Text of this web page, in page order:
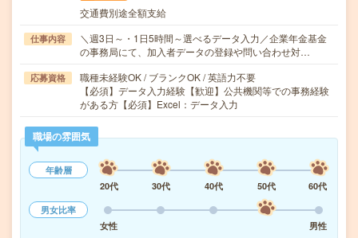
交通費別途全額支給
仕事内容
＼週3日～・1日5時間～選べるデータ入力／企業年金基金
の事務局にて、加入者データの登録や問い合わせ対…
応募資格
職種未経験OK / ブランクOK / 英語力不要
【必須】データ入力経験【歓迎】公共機関等での事務経験
がある方【必須】Excel：データ入力
職場の雰囲気
年齢層
20代
30代 40代 50代
60代
男女比率
女性
男性